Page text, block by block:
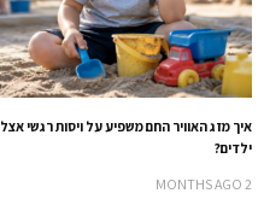
איך מזג האוויר החם משפיע על ויסות רגשי אצל
ילדים?
2 MONTHS AGO